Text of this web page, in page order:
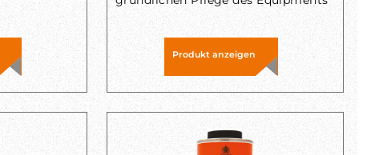
Produkt anzeigen